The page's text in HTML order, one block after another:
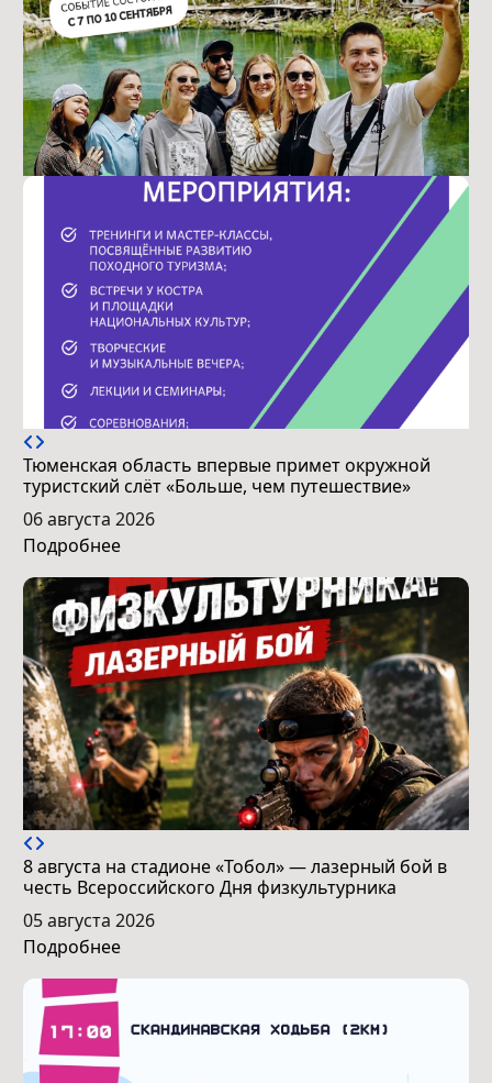
Тюменская область впервые примет окружной
туристский слёт «Больше, чем путешествие»
06 августа 2026
Подробнее
8 августа на стадионе «Тобол» — лазерный бой в
честь Всероссийского Дня физкультурника
05 августа 2026
Подробнее